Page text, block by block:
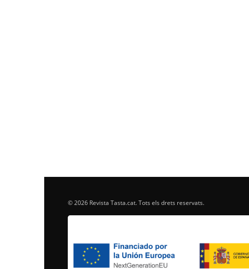
© 2026 Revista Tasta.cat. Tots els drets reservats.